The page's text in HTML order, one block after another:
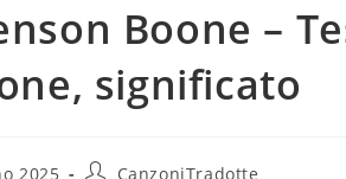
Boone –
significato
2025 CanzoniTradotte